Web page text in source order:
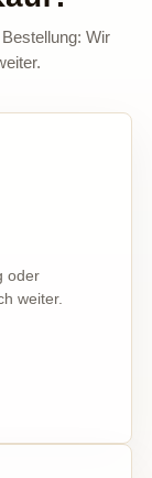
Wir
oder
weiter.